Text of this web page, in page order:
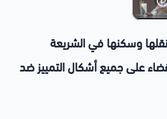
وسكنها في الشريعة
على جميع أشكال التمييز ضد